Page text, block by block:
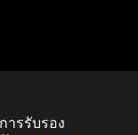
ารรับรอง